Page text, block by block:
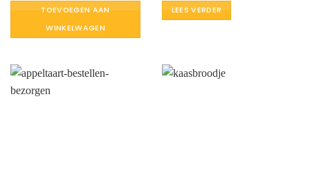
TOEVOEGEN AAN
WINKELWAGEN
LEES VERDER